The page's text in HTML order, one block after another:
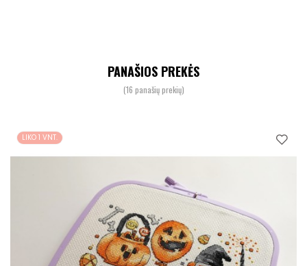
PANAŠIOS PREKĖS
(16 panašių prekių)
LIKO 1 VNT.